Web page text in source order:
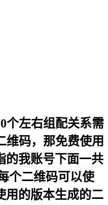
个左右组配关系需
维码，那免费使用
的我账号下面一共
个二维码可以使
用的版本生成的二